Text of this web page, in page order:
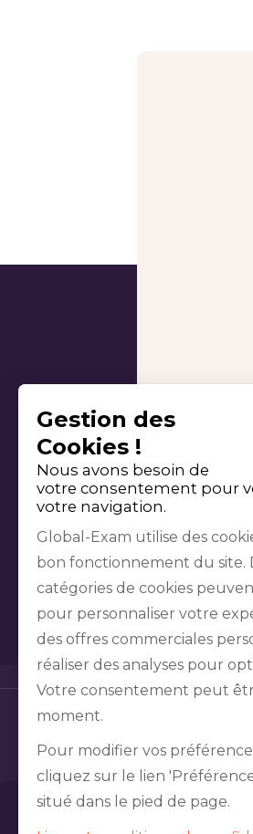
Préparation aux
Gestion des
Cookies !
Nous avons besoin de
votre consentement pour
votre navigation.
Global-Exam utilise des
bon fonctionnement du site.
catégories de cookies
pour personnaliser votre
des offres commerciales
réaliser des analyses pour
Votre consentement peut
moment.
Pour modifier vos
cliquez sur le lien
situé dans le pied de page.